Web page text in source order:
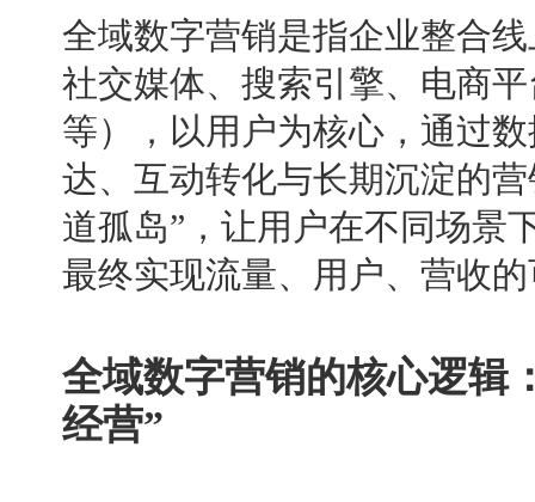
全域数字营销是指企业整合
社交媒体、搜索引擎、电商
等），以用户为核心，通过
达、互动转化与长期沉淀的
道孤岛”，让用户在不同场景
最终实现流量、用户、营收
全域数字营销的核心逻辑
经营”